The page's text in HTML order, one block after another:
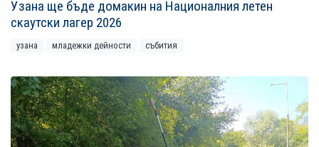
Узана ще бъде домакин на Националния летен
скаутски лагер 2026
узана младежки дейности събития